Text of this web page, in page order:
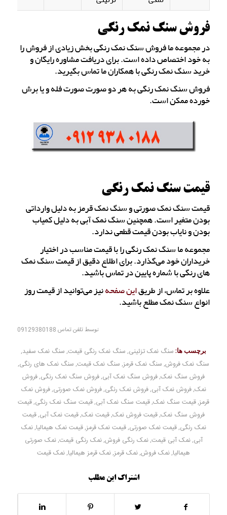
فروش سنگ نمک رنگی
در مجموعه ما فروش سنگ نمک رنگی بخش زیادی از فروش را
به خود اختصاص داده است. برای دریافت مشاوره رایگان و
خرید سنگ نمک رنگی با همکاران ما تماس بگیرید.
فروش سنگ نمک رنگی به هر دو صورت صورت فله و یا برش
خورده ممکن است.
قیمت سنگ نمک رنگی
قیمت سنگ نمک صورتی و سنگ نمک قرمز به دلیل وارداتی
بودن متغیر است. همچنین سنگ نمک آبی به دلیل کمیاب
بودن و نایاب بودن قیمت قطعی ندارد.
مجموعه ما سنگ نمک رنگی را با قیمت مناسب در اختیار
خریداران خود می‌گذارد. برای اطلاع دقیق از قیمت سنگ نمک
های رنگی با شماره پایین در تماس باشید.
علاوه بر تماس، از طریقاین صفحهنیز می‌توانید از قیمت روز
انواع سنگ نمک مطلع باشید.
توسطتلفن تماس 09129380188
برچسب ها: سنگ نمک تزئینی, سنگ نمک رنگی قیمت, سنگ نمک سفید,
سنگ نمک فروش, سنگ نمک قرمز, سنگ نمک قیمت, سنگ نمک های رنگی,
فروش سنگ نمک, فروش سنگ نمک آبی, فروش سنگ نمک رنگی, فروش
نمک,فروش نمک آبی,فروش نمک رنگی,فروش نمک صورتی,فروش نمک
قرمز, قیمت سنگ نمک, قیمت سنگ نمک آبی, قیمت سنگ نمک رنگی, قیمت
فروش سنگ نمک, قیمت فروش نمک, قیمت نمک, قیمت نمک آبی, قیمت
نمک رنگی,قیمت نمک صورتی,قیمت نمک قرمز,قیمت نمک هیمالیا,نمک
آبی,نمک آبی قیمت,نمک رنگی فروش,نمک رنگی قیمت,نمک صورتی
هیمالیا, نمک فروش, نمک قرمز, نمک قرمز هیمالیا, نمک قیمت
اشتراک این مطلب